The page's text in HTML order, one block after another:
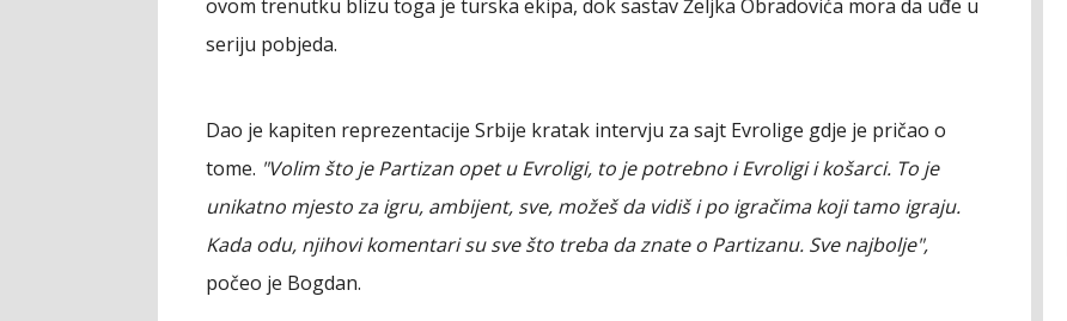
ovom trenutku blizu toga je turska ekipa, dok sastav Željka Obradovića mora da uđe u
seriju pobjeda.
Dao je kapiten reprezentacije Srbije kratak intervju za sajt Evrolige gdje je pričao o
tome. "Volim što je Partizan opet u Evroligi, to je potrebno i Evroligi i košarci. To je
unikatno mjesto za igru, ambijent, sve, možeš da vidiš i po igračima koji tamo igraju.
Kada odu, njihovi komentari su sve što treba da znate o Partizanu. Sve najbolje",
počeo je Bogdan.